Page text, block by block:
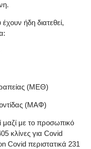
ήδη διατεθεί,
(ΜΕΘ)
(ΜΑΦ)
μαζί με το προσωπικό
κλίνες για Covid
Covid περιστατικά 231